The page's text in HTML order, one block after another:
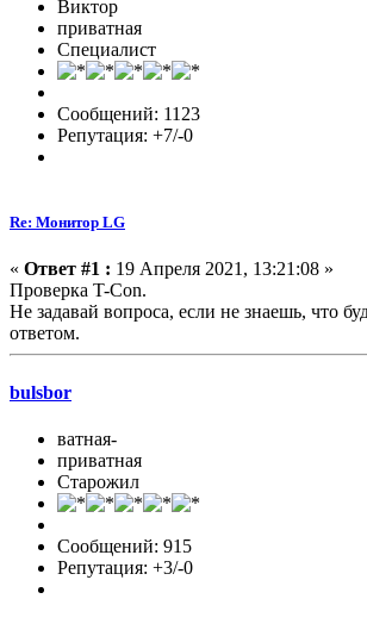
Виктор
приватная
Специалист
Сообщений: 1123
Репутация: +7/-0
Re: Монитор LG
« Ответ #1 : 19 Апреля 2021, 13:21:08 »
Проверка T-Con.
Не задавай вопроса, если не знаешь, что
ответом.
bulsbor
ватная-
приватная
Старожил
Сообщений: 915
Репутация: +3/-0